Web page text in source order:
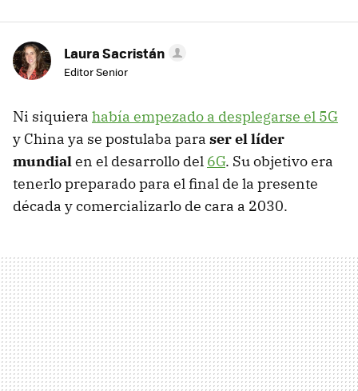
Laura Sacristán
Editor Senior
Ni siquiera había empezado a desplegarse el 5G
y China ya se postulaba para serel líder
mundialen el desarrollo del 6G. Su objetivo era
tenerlo preparado para el final de la presente
década y comercializarlo de cara a 2030.